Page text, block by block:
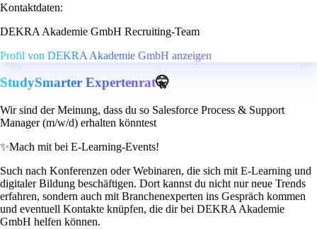
Kontaktdaten:
DEKRA Akademie GmbH Recruiting-Team
Profil von DEKRA Akademie GmbH anzeigen
StudySmarter Expertenrat🤫
Wir sind der Meinung, dass du so Salesforce Process & Support
Manager (m/w/d) erhalten könntest
✨Mach mit bei E-Learning-Events!
Such nach Konferenzen oder Webinaren, die sich mit E-Learning und
digitaler Bildung beschäftigen. Dort kannst du nicht nur neue Trends
erfahren, sondern auch mit Branchenexperten ins Gespräch kommen
und eventuell Kontakte knüpfen, die dir bei DEKRA Akademie
GmbH helfen können.